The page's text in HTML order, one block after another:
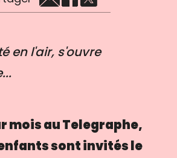
en l'air, s'ouvre
mois au Telegraphe,
sont invités le